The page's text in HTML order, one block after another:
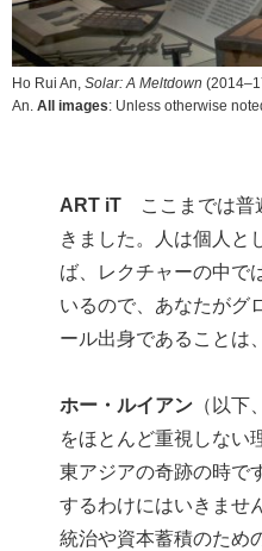
Ho Rui An, Solar: A Meltdown
An. All images: Unless otherwise
ART iT ここまでは普
きました。人は個人と
ば、レクチャーの中で
いるので、あなたがグ
ール出身であることは
ホー・ルイアン （以
をほとんど重視しない
東アジアの奇跡の時で
するわけにはいきませ
統治や資本蓄積のため